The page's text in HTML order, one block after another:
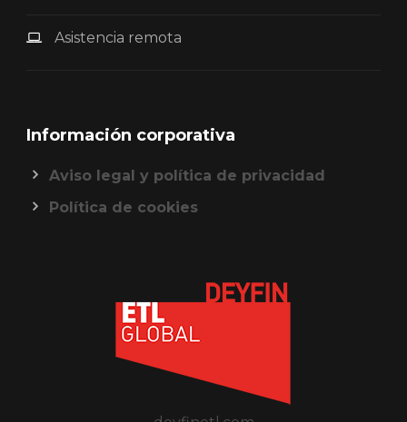
Asistencia remota
Información corporativa
Aviso legal y política de privacidad
Política de cookies